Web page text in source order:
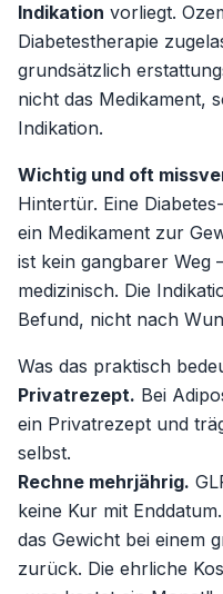
Indikation vorliegt.
Diabetestherapie
grundsätzlich
nicht das Medikament,
Indikation.
Wichtig und oft
Hintertür. Eine
ein Medikament zur
ist kein gangbarer
medizinisch. Die
Befund, nicht nach
Was das praktisch
Privatrezept. Bei
ein Privatrezept und
selbst.
Rechne mehrjährig.
keine Kur mit
das Gewicht bei einem
zurück. Die ehrliche